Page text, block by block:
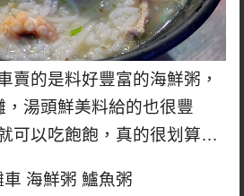
賣的是料好豐富的海鮮粥，
湯頭鮮美料給的也很豐
可以吃飽飽，真的很划算…
車 海鮮粥 鱸魚粥